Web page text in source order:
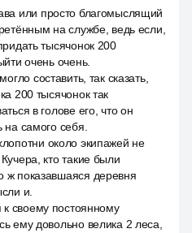
или просто благомыслящий
на службе, ведь если,
тысячонок 200
очень очень.
составить, так сказать,
200 тысячонок так
в голове его, что он
на самого себя.
около экипажей не
кто такие были
показавшаяся деревня
и.
к своему постоянному
ему довольно велика 2 леса,